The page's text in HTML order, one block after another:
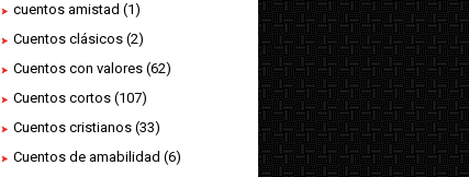
cuentos amistad (1)
Cuentos clásicos (2)
Cuentos con valores (62)
Cuentos cortos (107)
Cuentos cristianos (33)
Cuentos de amabilidad (6)